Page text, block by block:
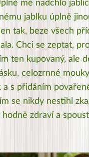
mě nadchlo
jablku úplně
tak, beze všech
Chci se zeptat,
ten kupovaný, ale
celozrnné
a s přidáním
se nikdy nestihl
zdraví a